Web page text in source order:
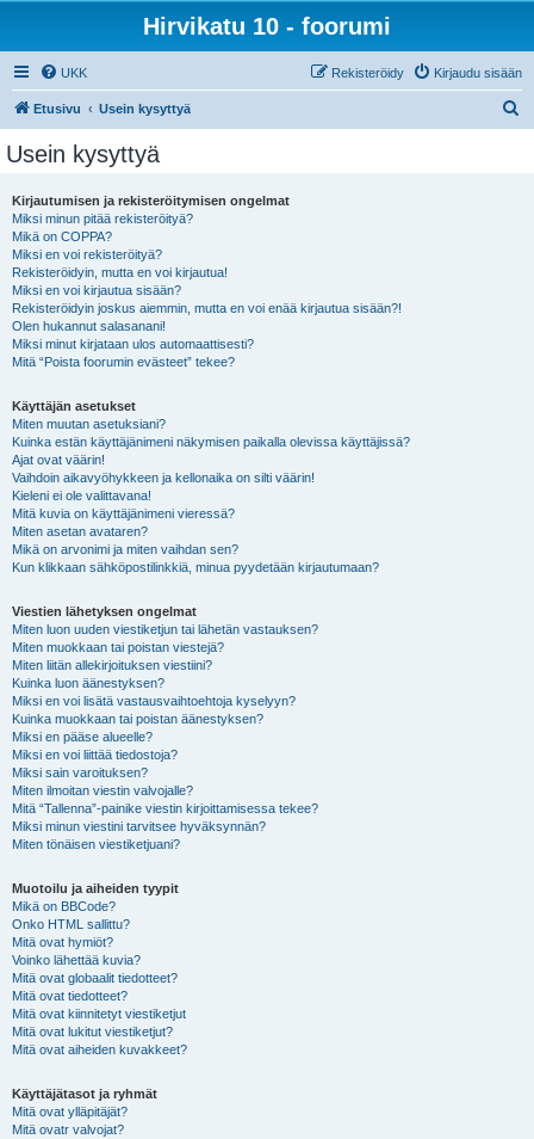
Hirvikatu 10 - foorumi
UKK Kirjaudu sisään
Rekisteröidy
Etusivu Usein kysyttyä
Usein kysyttyä
Kirjautumisen ja rekisteröitymisen ongelmat
Miksi minun pitää rekisteröityä?
Mikä on COPPA?
Miksi en voi rekisteröityä?
Rekisteröidyin, mutta en voi kirjautua!
Miksi en voi kirjautua sisään?
Rekisteröidyin joskus aiemmin, mutta en voi enää kirjautua sisään?!
Olen hukannut salasanani!
Miksi minut kirjataan ulos automaattisesti?
Mitä “Poista foorumin evästeet” tekee?
Käyttäjän asetukset
Miten muutan asetuksiani?
Kuinka estän käyttäjänimeni näkymisen paikalla olevissa käyttäjissä?
Ajat ovat väärin!
Vaihdoin aikavyöhykkeen ja kellonaika on silti väärin!
Kieleni ei ole valittavana!
Mitä kuvia on käyttäjänimeni vieressä?
Miten asetan avataren?
Mikä on arvonimi ja miten vaihdan sen?
Kun klikkaan sähköpostilinkkiä, minua pyydetään kirjautumaan?
Viestien lähetyksen ongelmat
Miten luon uuden viestiketjun tai lähetän vastauksen?
Miten muokkaan tai poistan viestejä?
Miten liitän allekirjoituksen viestiini?
Kuinka luon äänestyksen?
Miksi en voi lisätä vastausvaihtoehtoja kyselyyn?
Kuinka muokkaan tai poistan äänestyksen?
Miksi en pääse alueelle?
Miksi en voi liittää tiedostoja?
Miksi sain varoituksen?
Miten ilmoitan viestin valvojalle?
Mitä “Tallenna”-painike viestin kirjoittamisessa tekee?
Miksi minun viestini tarvitsee hyväksynnän?
Miten tönäisen viestiketjuani?
Muotoilu ja aiheiden tyypit
Mikä on BBCode?
Onko HTML sallittu?
Mitä ovat hymiöt?
Voinko lähettää kuvia?
Mitä ovat globaalit tiedotteet?
Mitä ovat tiedotteet?
Mitä ovat kiinnitetyt viestiketjut
Mitä ovat lukitut viestiketjut?
Mitä ovat aiheiden kuvakkeet?
Käyttäjätasot ja ryhmät
Mitä ovat ylläpitäjät?
Mitä ovatr valvojat?